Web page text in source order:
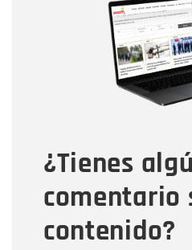
¿Tienes
comentario
contenido?
Correo electrónico
Tipo de comentario
Mensaje